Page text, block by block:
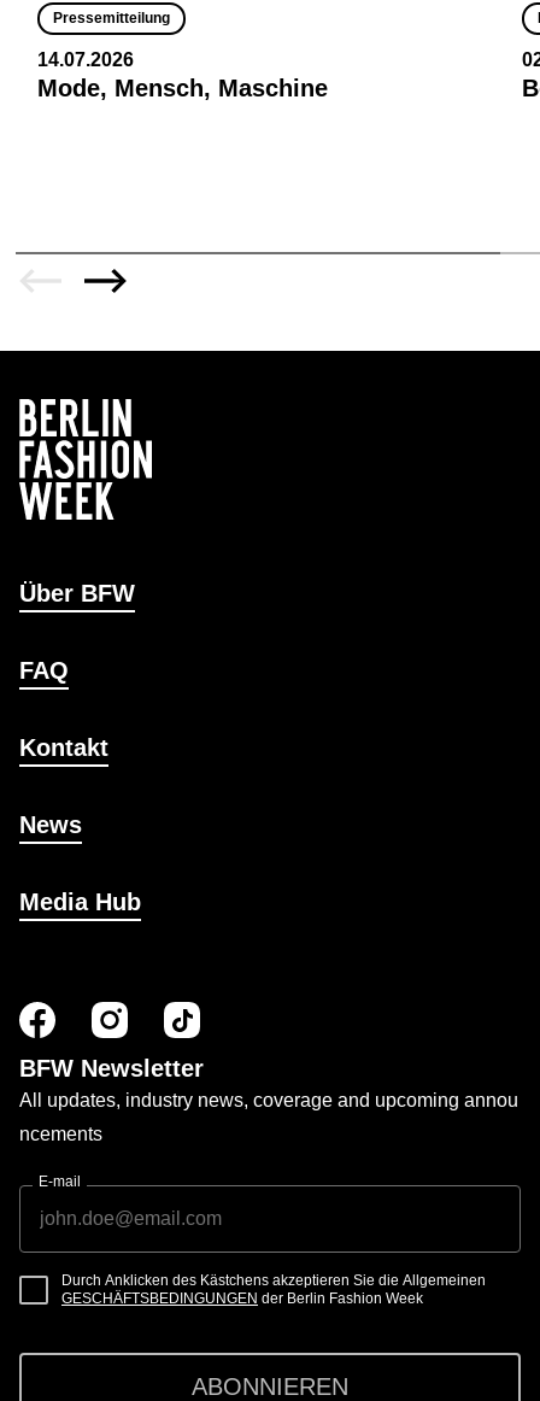
Pressemitteilung
14.07.2026
Mode, Mensch, Maschine
Über BFW
FAQ
Kontakt
News
Media Hub
BFW Newsletter
All updates, industry news, coverage and upcoming annou
ncements
E-mail
Durch Anklicken des Kästchens akzeptieren Sie die Allgemeinen
GESCHÄFTSBEDINGUNGEN der Berlin Fashion Week
ABONNIEREN